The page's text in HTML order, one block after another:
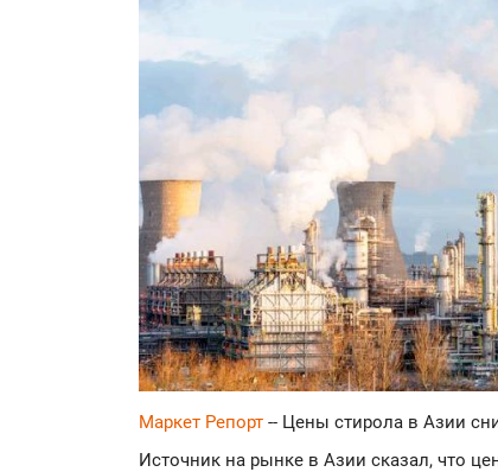
Маркет Репорт -- Цены стирола в Азии
Источник на рынке в Азии сказал, что